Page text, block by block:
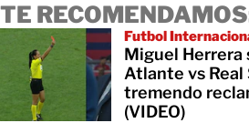
TE
Futbol
Miguel Herrera
Atlante vs Real
tremendo
(VIDEO)